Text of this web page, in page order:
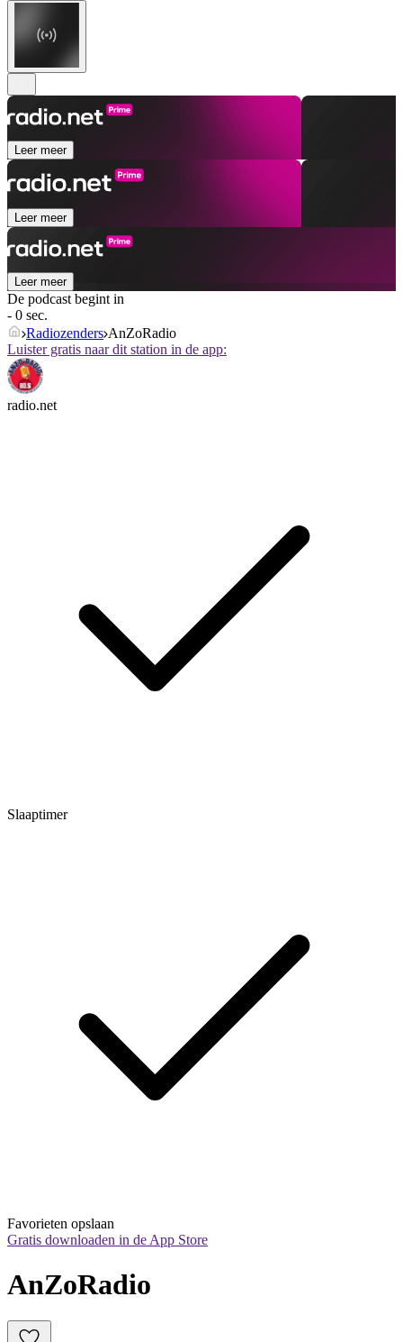
Leer meer
Leer meer
Leer meer
De podcast begint in
- 0 sec.
Radiozenders AnZoRadio
Luister gratis naar dit station in de app:
radio.net
Slaaptimer
Favorieten opslaan
Gratis downloaden in de App Store
AnZoRadio